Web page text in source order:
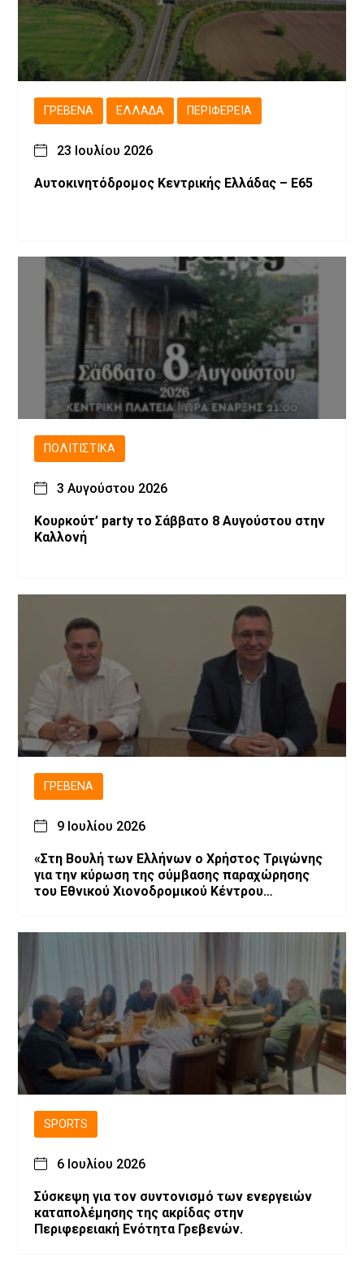
ΓΡΕΒΕΝΆ ΕΛΛΆΔΑ ΠΕΡΙΦΈΡΕΙΑ
23 Ιουλίου 2026
Αυτοκινητόδρομος Κεντρικής Ελλάδας – Ε65
ΠΟΛΙΤΙΣΤΙΚΆ
3 Αυγούστου 2026
Κουρκούτ’ party το Σάββατο 8 Αυγούστου στην
Καλλονή
ΓΡΕΒΕΝΆ
9 Ιουλίου 2026
«Στη Βουλή των Ελλήνων ο Χρήστος Τριγώνης
για την κύρωση της σύμβασης παραχώρησης
του Εθνικού Χιονοδρομικού Κέντρου
SPORTS
6 Ιουλίου 2026
Σύσκεψη για τον συντονισμό των ενεργειών
καταπολέμησης της ακρίδας στην
Περιφερειακή Ενότητα Γρεβενών.